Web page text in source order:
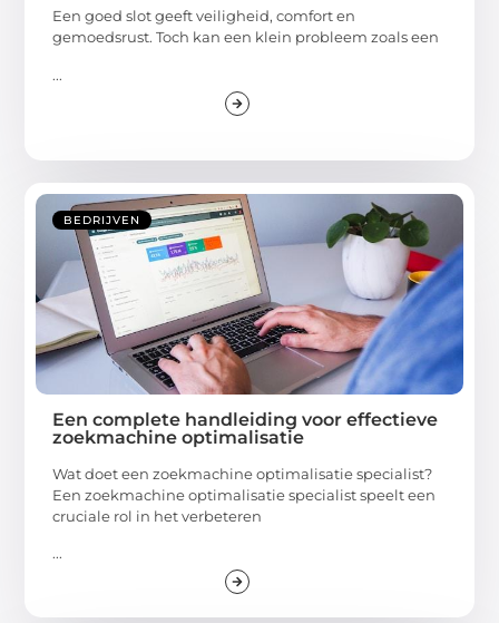
Een goed slot geeft veiligheid, comfort en
gemoedsrust. Toch kan een klein probleem zoals een
...
BEDRIJVEN
Een complete handleiding voor effectieve
zoekmachine optimalisatie
Wat doet een zoekmachine optimalisatie specialist?
Een zoekmachine optimalisatie specialist speelt een
cruciale rol in het verbeteren
...